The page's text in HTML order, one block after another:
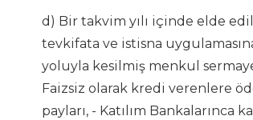
d) Bir takvim yılı içinde elde
tevkifata ve istisna
yoluyla kesilmiş menkul
Faizsiz olarak kredi verenlere
payları, - Katılım Bankalarınca